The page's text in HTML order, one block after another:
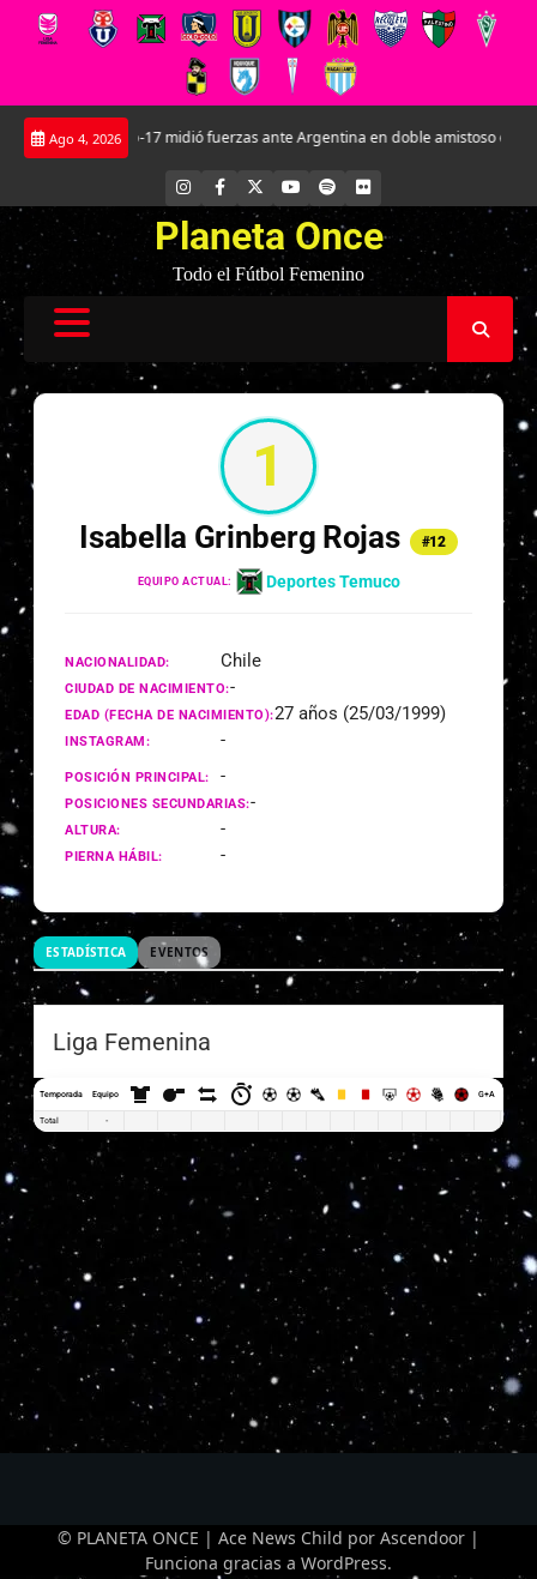
Saltar
Ago 4, 2026
La Roja Sub-17 midió fuerzas ante Argentina en doble amistoso en el CAR
INSTAGRAM
FACEBOOK YOUTUBE
SPOTIFYFLICKR
Planeta Once
Todo el Fútbol Femenino
1
Isabella Grinberg Rojas #12
EQUIPO ACTUAL: Deportes Temuco
NACIONALIDAD: Chile
CIUDAD DE NACIMIENTO:-
EDAD (FECHA DE NACIMIENTO):27 años (25/03/1999)
INSTAGRAM: -
POSICIÓN PRINCIPAL: -
POSICIONES SECUNDARIAS:-
ALTURA: -
PIERNA HÁBIL: -
ESTADÍSTICA EVENTOS
Liga Femenina
Temporada Equipo G+A
Total -
© PLANETA ONCE | Ace News Child por Ascendoor |
Funciona gracias a WordPress.